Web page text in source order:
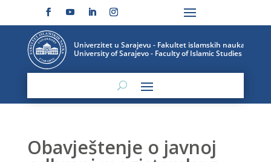
Obavještenje o javnoj